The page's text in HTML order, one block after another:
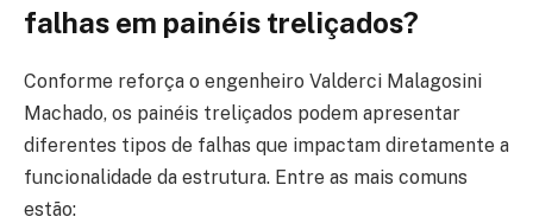
falhas em painéis treliçados?
Conforme reforça o engenheiro Valderci Malagosini
Machado, os painéis treliçados podem apresentar
diferentes tipos de falhas que impactam diretamente a
funcionalidade da estrutura. Entre as mais comuns
estão: